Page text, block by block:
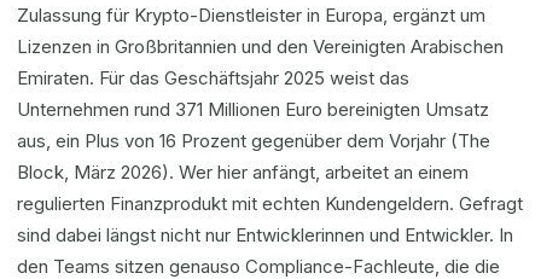
Zulassung für Krypto-Dienstleister in Europa, ergänzt um
Lizenzen in Großbritannien und den Vereinigten Arabischen
Emiraten. Für das Geschäftsjahr 2025 weist das
Unternehmen rund 371 Millionen Euro bereinigten Umsatz
aus, ein Plus von 16 Prozent gegenüber dem Vorjahr (The
Block, März 2026). Wer hier anfängt, arbeitet an einem
regulierten Finanzprodukt mit echten Kundengeldern. Gefragt
sind dabei längst nicht nur Entwicklerinnen und Entwickler. In
den Teams sitzen genauso Compliance-Fachleute, die die